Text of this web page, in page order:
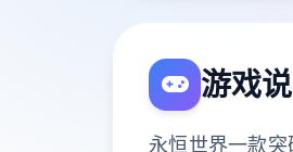
游戏
永恒世界一款